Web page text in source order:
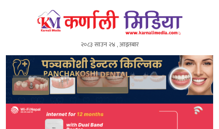
२०८३ साउन २४ , आइतबार